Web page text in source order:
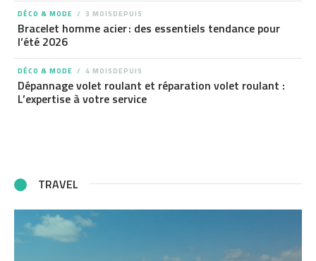
DÉCO & MODE 3 MOISDEPUIS
Bracelet homme acier : des essentiels tendance pour
l’été 2026
DÉCO & MODE 4 MOISDEPUIS
Dépannage volet roulant et réparation volet roulant :
L’expertise à votre service
TRAVEL